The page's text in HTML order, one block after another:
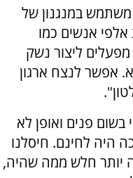
משתמש במנגנון של
אנשים כמו
ליצור נשק
אפשר לנצח ארגון
פנים ואופן לא
היה לחינם. חיסלנו
יותר חלש ממה שהיה,